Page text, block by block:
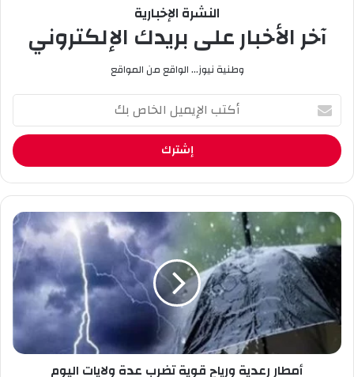
النشرة الإخبارية
آخر الأخبار على بريدك الإلكتروني
وطنية نيوز... الواقع من المواقع
أ
ت
ب
ل
إ
ي
م
ي
ل
ل
خ
ص
أ
م
ط
ر
ع
ي
أمطار رعدية ورياح قوية تضرب عدة ولايات اليوم